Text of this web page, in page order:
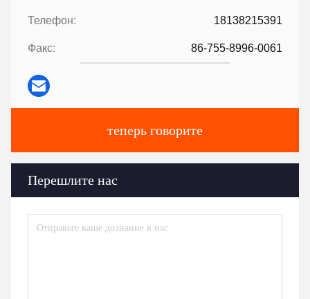
Телефон: 18138215391
Факс: 86-755-8996-0061
теперь говорите
Перешлите нас